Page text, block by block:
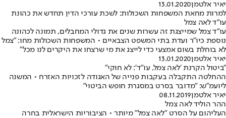
יאיר אלטמן13.01.2020
למרות מחאת המשפחות השכולות: לשכת עורכי הדין תחדש את כהונת
עו"ד לאה צמל
עו"ד צמל שמייצגת זה עשרות שנים את גדולי המחבלים, תמונה לכהונה
נוספת כיו"ר ועדת בתי המשפט הצבאיים • המשפחות השכולות מחו: "צמל
לא בוחלת בשום אמצעי כדי לייצג את מי שרצחו את היקרים לנו מכל"
יאיר אלטמן13.01.2020
"ביטול הקרנת 'לאה צמל, עו"ד': לא חוקי"
ההחלטה התקבלה בעקבות פנייה של האגודה לזכויות האזרח • המשנה
ליועמ"ש: "מדובר בסרט במסגרת חופש הביטוי"
יאיר אלטמן08.11.2019
ההר הוליד לאה צמל
העליהום על הסרט "לאה צמל" מיותר • הציבוריות הישראלית בחרה